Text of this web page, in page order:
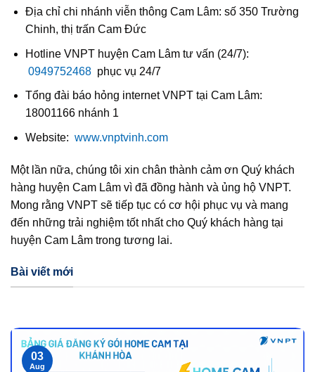
Địa chỉ chi nhánh viễn thông Cam Lâm: số 350 Trường
Chinh, thị trấn Cam Đức
Hotline VNPT huyện Cam Lâm tư vấn (24/7):
0949752468 phục vụ 24/7
Tổng đài báo hỏng internet VNPT tại Cam Lâm:
18001166 nhánh 1
Website: www.vnptvinh.com
Một lần nữa, chúng tôi xin chân thành cảm ơn Quý khách
hàng huyện Cam Lâm vì đã đồng hành và ủng hộ VNPT.
Mong rằng VNPT sẽ tiếp tục có cơ hội phục vụ và mang
đến những trải nghiệm tốt nhất cho Quý khách hàng tại
huyện Cam Lâm trong tương lai.
Bài viết mới
03
Aug